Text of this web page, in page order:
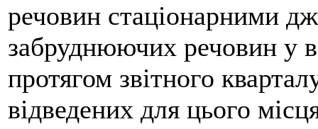
речовин стаціонарними
забруднюючих речовин у
протягом звітного
відведених для цього